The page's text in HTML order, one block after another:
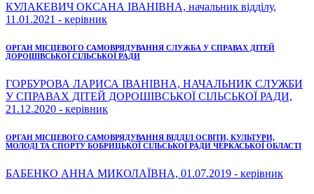
КУЛАКЕВИЧ ОКСАНА ІВАНІВНА, начальник відділу,
11.01.2021 - керівник
ОРГАН МІСЦЕВОГО САМОВРЯДУВАННЯ СЛУЖБА У СПРАВАХ ДІТЕЙ
ДОРОШІВСЬКОЇ СІЛЬСЬКОЇ РАДИ
ГОРБУРОВА ЛАРИСА ІВАНІВНА, НАЧАЛЬНИК СЛУЖБИ
У СПРАВАХ ДІТЕЙ ДОРОШІВСЬКОЇ СІЛЬСЬКОЇ РАДИ,
21.12.2020 - керівник
ОРГАН МІСЦЕВОГО САМОВРЯДУВАННЯ ВІДДІЛ ОСВІТИ, КУЛЬТУРИ,
МОЛОДІ ТА СПОРТУ БОБРИЦЬКОЇ СІЛЬСЬКОЇ РАДИ ЧЕРКАСЬКОЇ ОБЛАСТІ
БАБЕНКО АННА МИКОЛАЇВНА, 01.07.2019 - керівник